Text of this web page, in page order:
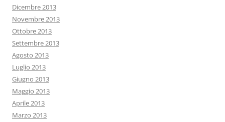
Dicembre 2013
Novembre 2013
Ottobre 2013
Settembre 2013
Agosto 2013
Luglio 2013
Giugno 2013
Maggio 2013
Aprile 2013
Marzo 2013